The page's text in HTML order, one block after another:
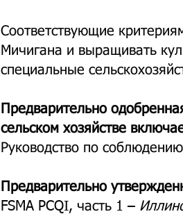
Соответствующие
Мичигана и выращивать
специальные
Предварительно
сельском хозяйстве
Руководство по
Предварительно
FSMA PCQI, часть 1 –